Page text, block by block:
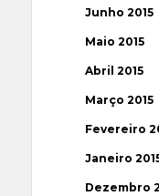
Junho 2015
Maio 2015
Abril 2015
Março 2015
Fevereiro
Janeiro
Dezembro